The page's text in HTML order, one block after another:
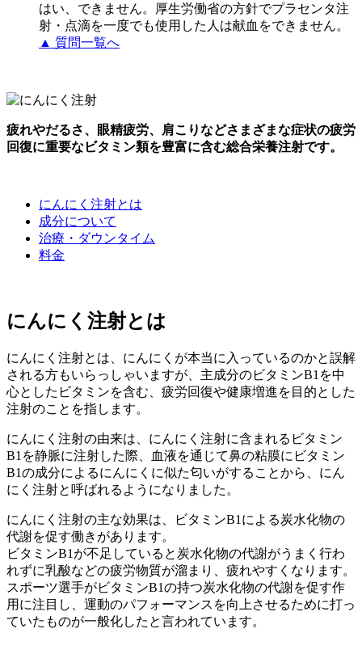
はい、できません。厚生労働省の方針でプラセンタ注
射・点滴を一度でも使用した人は献血をできません。
▲ 質問一覧へ
疲れやだるさ、眼精疲労、肩こりなどさまざまな症状の疲労
回復に重要なビタミン類を豊富に含む総合栄養注射です。
にんにく注射とは
成分について
治療・ダウンタイム
料金
にんにく注射とは
にんにく注射とは、にんにくが本当に入っているのかと誤解
される方もいらっしゃいますが、主成分のビタミンB1を中
心としたビタミンを含む、疲労回復や健康増進を目的とした
注射のことを指します。
にんにく注射の由来は、にんにく注射に含まれるビタミン
B1を静脈に注射した際、血液を通じて鼻の粘膜にビタミン
B1の成分によるにんにくに似た匂いがすることから、にん
にく注射と呼ばれるようになりました。
にんにく注射の主な効果は、ビタミンB1による炭水化物の
代謝を促す働きがあります。
ビタミンB1が不足していると炭水化物の代謝がうまく行わ
れずに乳酸などの疲労物質が溜まり、疲れやすくなります。
スポーツ選手がビタミンB1の持つ炭水化物の代謝を促す作
用に注目し、運動のパフォーマンスを向上させるために打っ
ていたものが一般化したと言われています。